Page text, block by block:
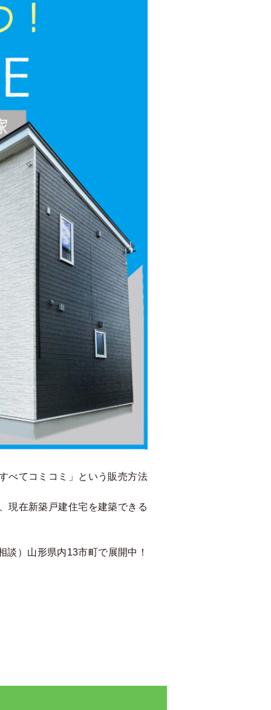
べてコミコミ」という販売方法
現在新築戸建住宅を建築できる
）山形県内13市町で展開中！